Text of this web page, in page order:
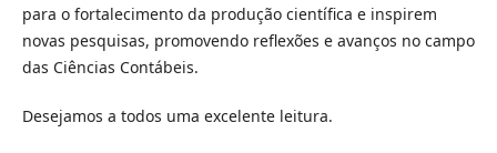
para o fortalecimento da produção científica e inspirem
novas pesquisas, promovendo reflexões e avanços no campo
das Ciências Contábeis.
Desejamos a todos uma excelente leitura.